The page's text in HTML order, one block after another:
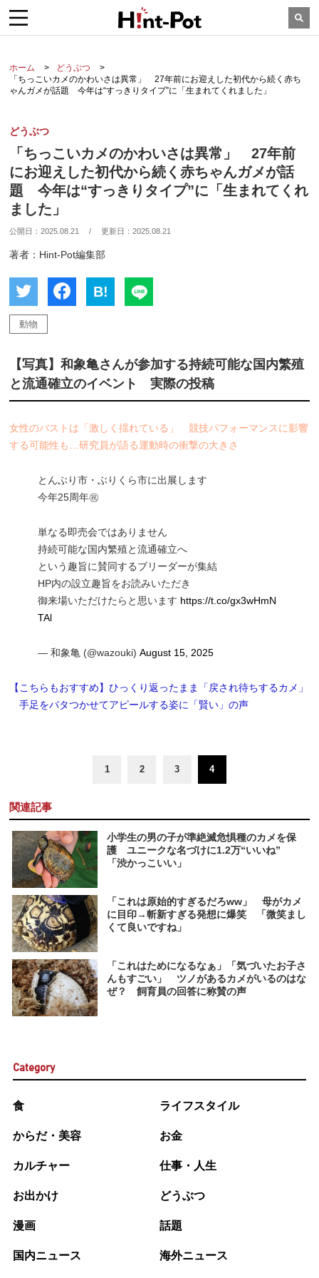
ホーム
どうぶつ
「ちっこいカメのかわいさは異常」 27年前にお迎えした初代から続く赤ち
ゃんガメが話題 今年は“すっきりタイプ”に「生まれてくれました」
どうぶつ
「ちっこいカメのかわいさは異常」 27年前
にお迎えした初代から続く赤ちゃんガメが話
題 今年は“すっきりタイプ”に「生まれてくれ
ました」
公開日：2025.08.21 / 更新日：2025.08.21
著者：Hint-Pot編集部
B!
動物
【写真】和象亀さんが参加する持続可能な国内繁殖
と流通確立のイベント 実際の投稿
女性のバストは「激しく揺れている」 競技パフォーマンスに影響
する可能性も…研究員が語る運動時の衝撃の大きさ
とんぶり市・ぶりくら市に出展します
今年25周年㊗
単なる即売会ではありません
持続可能な国内繁殖と流通確立へ
という趣旨に賛同するブリーダーが集結
HP内の設立趣旨をお読みいただき
御来場いただけたらと思います https://t.co/gx3wHmN
TAl
— 和象亀 (@wazouki)August 15, 2025
【こちらもおすすめ】ひっくり返ったまま「戻され待ちするカメ」
手足をバタつかせてアピールする姿に「賢い」の声
1 2 3 4
関連記事
小学生の男の子が準絶滅危惧種のカメを保
護 ユニークな名づけに1.2万“いいね”
「渋かっこいい」
「これは原始的すぎるだろww」 母がカメ
に目印→斬新すぎる発想に爆笑 「微笑まし
くて良いですね」
「これはためになるなぁ」「気づいたお子さ
んもすごい」 ツノがあるカメがいるのはな
ぜ？ 飼育員の回答に称賛の声
Category
食 ライフスタイル
からだ・美容 お金
カルチャー 仕事・人生
お出かけ どうぶつ
漫画 話題
国内ニュース 海外ニュース